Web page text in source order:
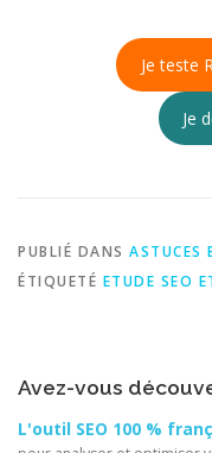
Je teste
Je
PUBLIÉ DANS ASTUCES
ÉTIQUETÉ ETUDE SEO
Avez-vous
L'outil SEO 100 %